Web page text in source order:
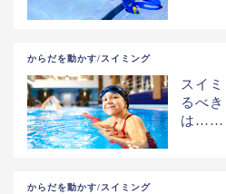
からだを動かす/スイミング
スイ
るべ
は……
からだを動かす/スイミング